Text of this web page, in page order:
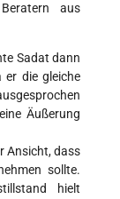
aus
Sadat dann
er die gleiche
Äußerung
Ansicht, dass
sollte.
hielt